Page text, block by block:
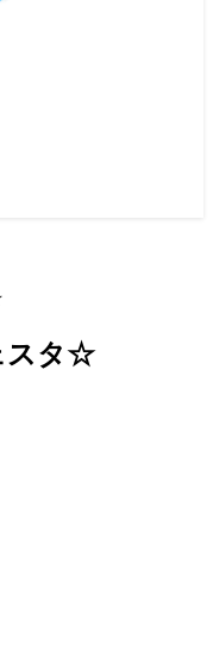
スタ☆